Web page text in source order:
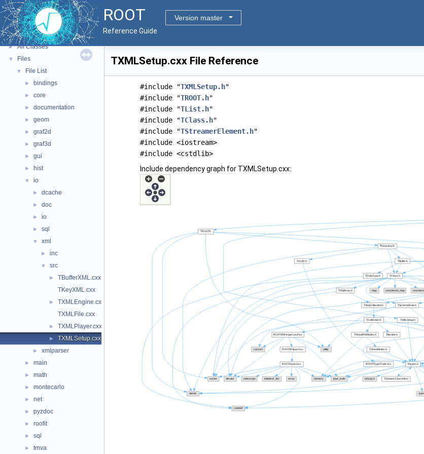
ROOT
Version master
Reference Guide
Python Interface
► ROOT Components
► Namespaces
► All Classes
▼ Files
▼ File List
► bindings
► core
► documentation
► geom
► graf2d
► graf3d
► gui
► hist
▼ io
► dcache
► doc
► io
► sql
▼ xml
► inc
▼ src
►
TBufferXML.cxx
TKeyXML.cxx
►
TXMLEngine.cxx
TXMLFile.cxx
► TXMLPlayer.cxx
► TXMLSetup.cxx
► xmlparser
► main
► math
► montecarlo
► net
► pyzdoc
► roofit
► sql
► tmva
TXMLSetup.cxx File Reference
#include "TXMLSetup.h"
#include "TROOT.h"
#include "TList.h"
#include "TClass.h"
#include "TStreamerElement.h"
#include <iostream>
#include <cstdlib>
Include dependency graph for TXMLSetup.cxx: